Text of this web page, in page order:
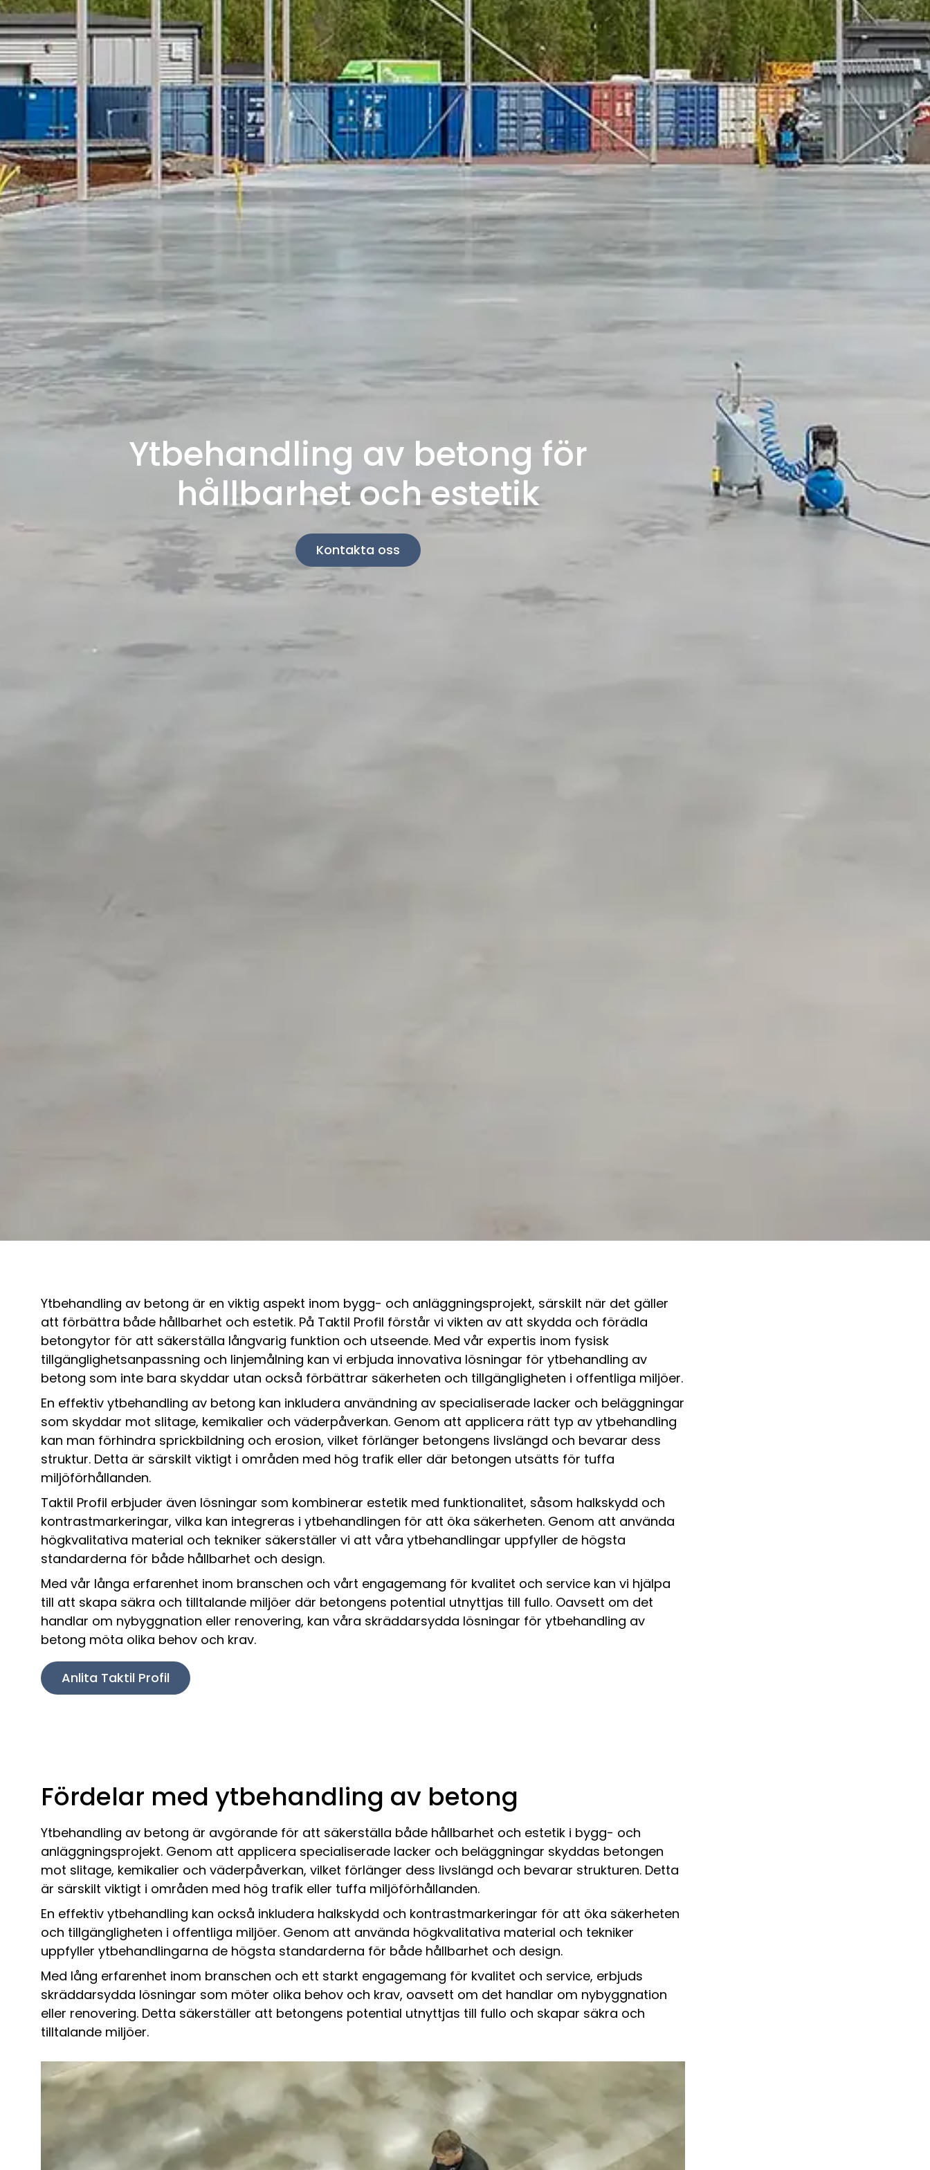
Ytbehandling av betong för
hållbarhet och estetik
Kontakta oss
Ytbehandling av betong är en viktig aspekt inom bygg- och anläggningsprojekt, särskilt när det gäller
att förbättra både hållbarhet och estetik. På Taktil Profil förstår vi vikten av att skydda och förädla
betongytor för att säkerställa långvarig funktion och utseende. Med vår expertis inom fysisk
tillgänglighetsanpassning och linjemålning kan vi erbjuda innovativa lösningar för ytbehandling av
betong som inte bara skyddar utan också förbättrar säkerheten och tillgängligheten i offentliga miljöer.
En effektiv ytbehandling av betong kan inkludera användning av specialiserade lacker och beläggningar
som skyddar mot slitage, kemikalier och väderpåverkan. Genom att applicera rätt typ av ytbehandling
kan man förhindra sprickbildning och erosion, vilket förlänger betongens livslängd och bevarar dess
struktur. Detta är särskilt viktigt i områden med hög trafik eller där betongen utsätts för tuffa
miljöförhållanden.
Taktil Profil erbjuder även lösningar som kombinerar estetik med funktionalitet, såsom halkskydd och
kontrastmarkeringar, vilka kan integreras i ytbehandlingen för att öka säkerheten. Genom att använda
högkvalitativa material och tekniker säkerställer vi att våra ytbehandlingar uppfyller de högsta
standarderna för både hållbarhet och design.
Med vår långa erfarenhet inom branschen och vårt engagemang för kvalitet och service kan vi hjälpa
till att skapa säkra och tilltalande miljöer där betongens potential utnyttjas till fullo. Oavsett om det
handlar om nybyggnation eller renovering, kan våra skräddarsydda lösningar för ytbehandling av
betong möta olika behov och krav.
Anlita Taktil Profil
Fördelar med ytbehandling av betong
Ytbehandling av betong är avgörande för att säkerställa både hållbarhet och estetik i bygg- och
anläggningsprojekt. Genom att applicera specialiserade lacker och beläggningar skyddas betongen
mot slitage, kemikalier och väderpåverkan, vilket förlänger dess livslängd och bevarar strukturen. Detta
är särskilt viktigt i områden med hög trafik eller tuffa miljöförhållanden.
En effektiv ytbehandling kan också inkludera halkskydd och kontrastmarkeringar för att öka säkerheten
och tillgängligheten i offentliga miljöer. Genom att använda högkvalitativa material och tekniker
uppfyller ytbehandlingarna de högsta standarderna för både hållbarhet och design.
Med lång erfarenhet inom branschen och ett starkt engagemang för kvalitet och service, erbjuds
skräddarsydda lösningar som möter olika behov och krav, oavsett om det handlar om nybyggnation
eller renovering. Detta säkerställer att betongens potential utnyttjas till fullo och skapar säkra och
tilltalande miljöer.